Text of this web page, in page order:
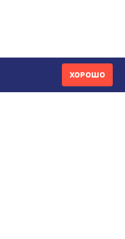
ХОРОШО